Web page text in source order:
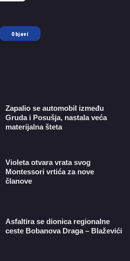
Objavi
Zapalio se automobil između
Gruda i Posušja, nastala veća
materijalna šteta
Violeta otvara vrata svog
Montessori vrtića za nove
članove
Asfaltira se dionica regionalne
ceste Bobanova Draga – Blaževići